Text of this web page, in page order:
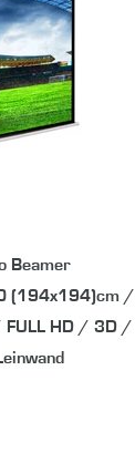
Beamer
(194x194)cm /
FULL HD / 3D /